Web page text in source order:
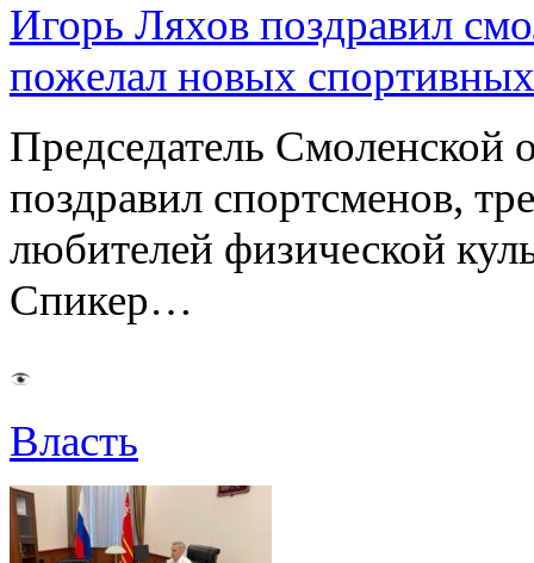
Игорь Ляхов поздравил
пожелал новых
Председатель
поздравил спортсменов,
любителей физической
Спикер…
Власть